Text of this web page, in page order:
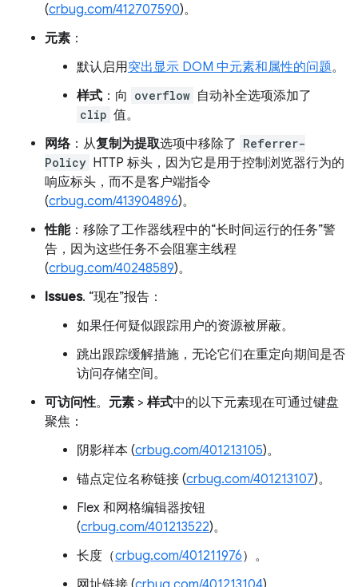
(crbug.com/412707590)。
元素 ：
默认启用突出显示 DOM 中元素和属性的问题。
样式 ：向 overflow 自动补全选项添加了
clip 值。
网络：从复制为提取选项中移除了 Referrer-
Policy HTTP 标头，因为它是用于控制浏览器行为的
响应标头，而不是客户端指令
(crbug.com/413904896)。
性能：移除了工作器线程中的“长时间运行的任务”警
告，因为这些任务不会阻塞主线程
(crbug.com/40248589)。
Issues. “现在”报告：
如果任何疑似跟踪用户的资源被屏蔽。
跳出跟踪缓解措施，无论它们在重定向期间是否
访问存储空间。
可访问性。 元素 > 样式中的以下元素现在可通过键盘
聚焦：
阴影样本 (crbug.com/401213105)。
锚点定位名称链接 (crbug.com/401213107)。
Flex 和网格编辑器按钮
(crbug.com/401213522)。
长度（crbug.com/401211976）。